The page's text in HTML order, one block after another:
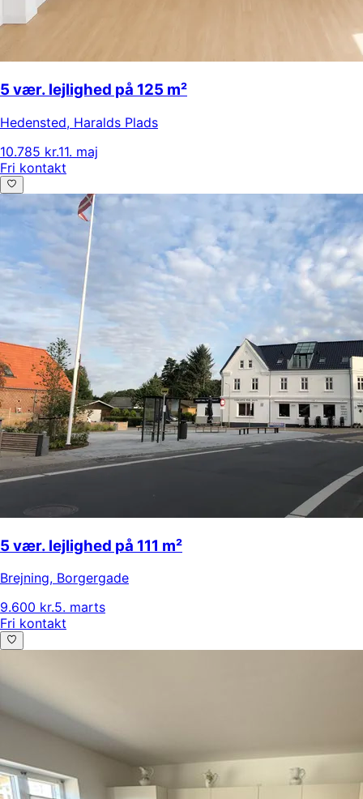
5 vær. lejlighed på 125 m²
Hedensted, Haralds Plads
10.785 kr.11. maj
Fri kontakt
5 vær. lejlighed på 111 m²
Brejning, Borgergade
9.600 kr.5. marts
Fri kontakt